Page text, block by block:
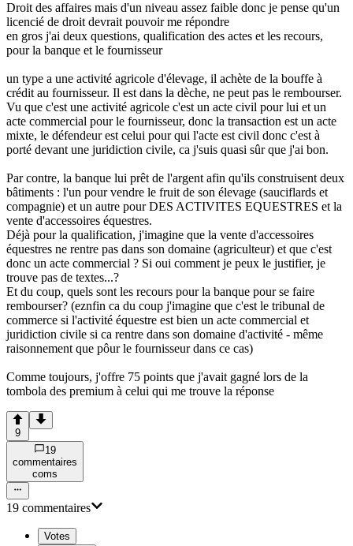
Droit des affaires mais d'un niveau assez faible donc je pense qu'un
licencié de droit devrait pouvoir me répondre
en gros j'ai deux questions, qualification des actes et les recours,
pour la banque et le fournisseur
un type a une activité agricole d'élevage, il achète de la bouffe à
crédit au fournisseur. Il est dans la dèche, ne peut pas le rembourser.
Vu que c'est une activité agricole c'est un acte civil pour lui et un
acte commercial pour le fournisseur, donc la transaction est un acte
mixte, le défendeur est celui pour qui l'acte est civil donc c'est à
porté devant une juridiction civile, ca j'suis quasi sûr que j'ai bon.
Par contre, la banque lui prêt de l'argent afin qu'ils construisent deux
bâtiments : l'un pour vendre le fruit de son élevage (sauciflards et
compagnie) et un autre pour DES ACTIVITES EQUESTRES et la
vente d'accessoires équestres.
Déjà pour la qualification, j'imagine que la vente d'accessoires
équestres ne rentre pas dans son domaine (agriculteur) et que c'est
donc un acte commercial ? Si oui comment je peux le justifier, je
trouve pas de textes...?
Et du coup, quels sont les recours pour la banque pour se faire
rembourser? (eznfin ca du coup j'imagine que c'est le tribunal de
commerce si l'activité équestre est bien un acte commercial et
juridiction civile si ca rentre dans son domaine d'activité - même
raisonnement que pôur le fournisseur dans ce cas)
Comme toujours, j'offre 75 points que j'avait gagné lors de la
tombola des premium à celui qui me trouve la réponse
9
19
commentaires
coms
19 commentaires
Votes